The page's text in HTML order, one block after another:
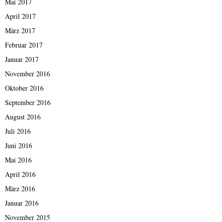
Mai 2017
April 2017
März 2017
Februar 2017
Januar 2017
November 2016
Oktober 2016
September 2016
August 2016
Juli 2016
Juni 2016
Mai 2016
April 2016
März 2016
Januar 2016
November 2015